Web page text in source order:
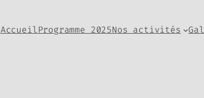
AccueilProgramme 2025Nos activités